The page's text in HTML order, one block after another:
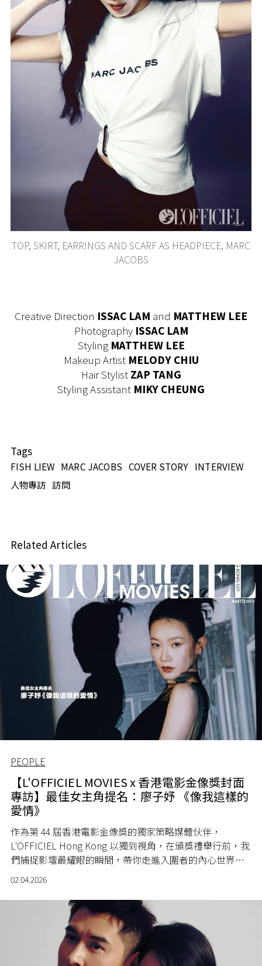
TOP, SKIRT, EARRINGS AND SCARF AS HEADPIECE, MARC
JACOBS
Creative Direction ISSAC LAM and MATTHEW LEE
Photography ISSAC LAM
StylingMATTHEW LEE
Makeup Artist MELODY CHIU
Hair Stylist ZAP TANG
Styling Assistant MIKY CHEUNG
Tags
FISH LIEW MARC JACOBS COVER STORY INTERVIEW
人物專訪 訪問
Related Articles
PEOPLE
【L'OFFICIEL MOVIES x 香港電影金像獎封面
專訪】最佳女主角提名：廖子妤 《像我這樣的
愛情》
作為第 44 屆香港電影金像獎的獨家策略媒體伙伴，
L'OFFICIEL Hong Kong 以獨到視角，在頒獎禮舉行前，我
們捕捉影壇最耀眼的瞬間，帶你走進入圍者的內心世界，
感受他們的熱忱、堅持與獨特魅力，見證香港電影的璀璨
新章。 從精緻入微的造型風格，到鏡頭背後的動人故事；
從嶄露頭角的新晉演員，到歷經淬鍊的影帝影后，甚至是
作為創作主腦的導演們——每一份努力與堅持，皆如含苞待
放，在鎂光燈映照與時間沉澱之中，綻放最耀眼的光彩。
02.04.2026